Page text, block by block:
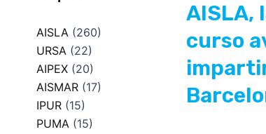
AISLA (260)
URSA (22)
AIPEX (20)
AISMAR (17)
IPUR (15)
PUMA (15)
AISLA,
curso